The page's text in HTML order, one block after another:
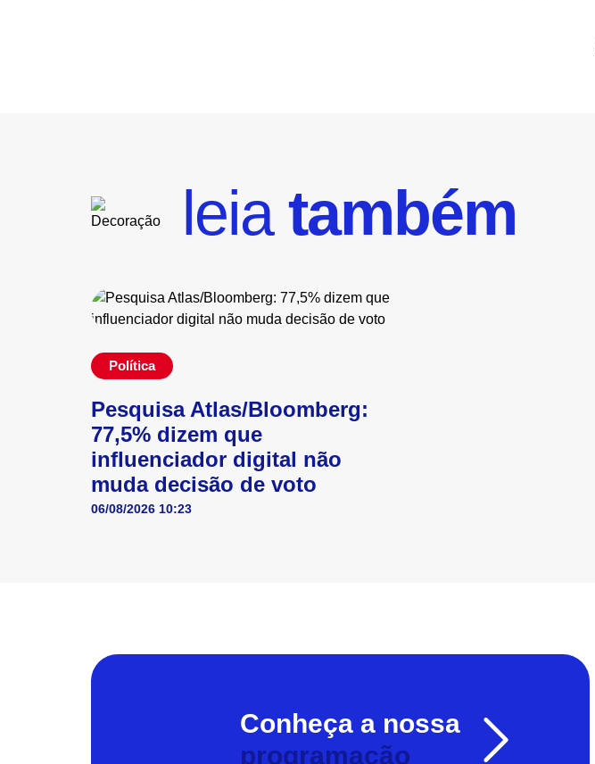
leiatambém
Política
Pesquisa Atlas/Bloomberg:
77,5% dizem que
influenciador digital não
muda decisão de voto
06/08/2026 10:23
Conheça a nossa
programação